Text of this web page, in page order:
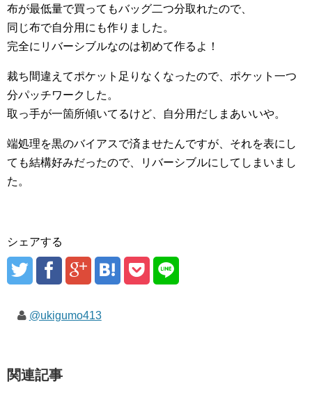
布が最低量で買ってもバッグ二つ分取れたので、
同じ布で自分用にも作りました。
完全にリバーシブルなのは初めて作るよ！
裁ち間違えてポケット足りなくなったので、ポケット一つ
分パッチワークした。
取っ手が一箇所傾いてるけど、自分用だしまあいいや。
端処理を黒のバイアスで済ませたんですが、それを表にし
ても結構好みだったので、リバーシブルにしてしまいまし
た。
シェアする
@ukigumo413
関連記事